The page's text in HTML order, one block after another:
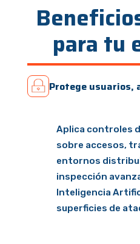
para tu
Protege usuarios,
Aplica controles
sobre accesos,
entornos
inspección
Inteligencia
superficies de